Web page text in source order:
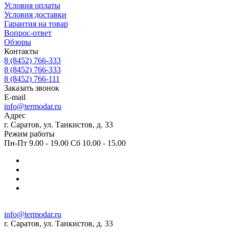
Условия оплаты
Условия доставки
Гарантия на товар
Вопрос-ответ
Обзоры
Контакты
8 (8452) 766-333
8 (8452) 766-333
8 (8452) 766-111
Заказать звонок
E-mail
info@termodar.ru
Адрес
г. Саратов, ул. Танкистов, д. 33
Режим работы
Пн-Пт 9.00 - 19.00 Сб 10.00 - 15.00
info@termodar.ru
г. Саратов, ул. Танкистов, д. 33